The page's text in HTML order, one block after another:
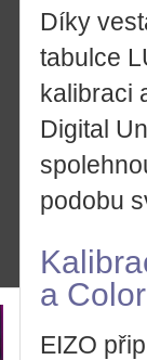
Díky
tabulce
kalibraci
Digital
podobu
a
EIZO